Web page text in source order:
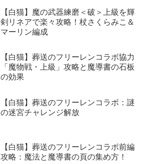
【白猫】魔の武器練磨＜破＞上級を輝
剣リネアで楽々攻略！杖さくらみこ＆
マーリン編成
【白猫】葬送のフリーレンコラボ協力
「魔物戦・上級」攻略と魔導書の石板
の効果
【白猫】葬送のフリーレンコラボ：謎
の迷宮チャレンジ解放
【白猫】葬送のフリーレンコラボ前編
攻略：魔法と魔導書の頁の集め方！